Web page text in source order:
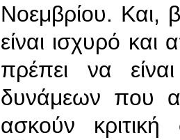
Νοεμβρίου. Και,
είναι ισχυρό και
πρέπει να
δυνάμεων που
ασκούν